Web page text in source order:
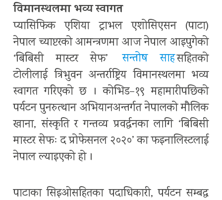
विमानस्थलमा भव्य स्वागत
प्यासिफिक एशिया ट्राभल एशोसिएसन (पाटा)
नेपाल च्याप्टरको आमन्त्रणमा आज नेपाल आइपुगेको
‘बिबिसी मास्टर सेफ’
सन्तोष साहसहितको
टोलीलाई त्रिभुवन अन्तर्राष्ट्रिय विमानस्थलमा भव्य
स्वागत गरिएको छ । कोभिड–१९ महामारीपछिको
पर्यटन पुनरुत्थान अभियानअन्तर्गत नेपालको मौलिक
खाना, संस्कृति र गन्तव्य प्रवर्द्वनका लागि ‘बिबिसी
मास्टर सेफः द प्रोफेसनल २०२०’ का फइनालिस्टलाई
नेपाल ल्याइएको हो ।
पाटाका सिइओसहितका पदाधिकारी, पर्यटन सम्बद्ध